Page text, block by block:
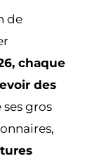
de
chaque
des
gros